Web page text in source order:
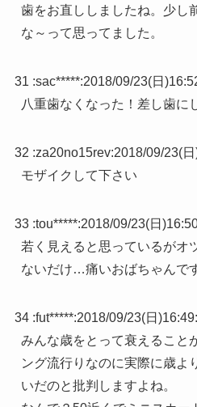
歯をお直ししましたね。少し
な～って思ってました。
31 :sac*****:2018/09/23(日
八重歯なくなった！差し歯に
32 :za20no15rev:2018/09/23(
モザイクして下さい
33 :tou*****:2018/09/23(日
若く見えると思っているがオ
ないだけ…痛いおばちゃんで
34 :fut*****:2018/09/23(日
みんな歳をとって衰えること
ング流行りなのに実際に歳よ
いだのと批判しますよね。